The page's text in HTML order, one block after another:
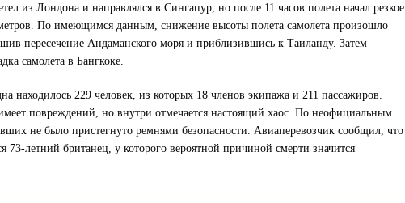
из Лондона и направлялся в Сингапур, но после 11 часов полета начал резкое
По имеющимся данным, снижение высоты полета самолета произошло
пересечение Андаманского моря и приблизившись к Таиланду. Затем
самолета в Бангкоке.
находилось 229 человек, из которых 18 членов экипажа и 211 пассажиров.
повреждений, но внутри отмечается настоящий хаос. По неофициальным
не было пристегнуто ремнями безопасности. Авиаперевозчик сообщил, что
73-летний британец, у которого вероятной причиной смерти значится